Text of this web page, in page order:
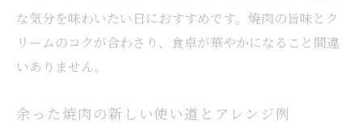
な気分を味わいたい日におすすめです。焼肉の旨味とク
リームのコクが合わさり、食卓が華やかになること間違
いありません。
余った焼肉の新しい使い道とアレンジ例